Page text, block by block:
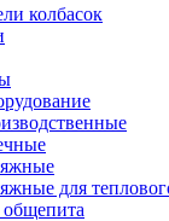
колбасок
для